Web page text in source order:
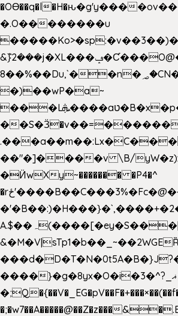
�OƟ��q�l�H�ԋ�g'y���
�.O��������u
&݉}2���j�XL���ݡ�Ƈ���O@��Ɵ~'��
8��%��Du,`��n�؃�CN�(��n��ւ���B�9��
�)��wP�a~
���Lܞ����aט�B�x�p�����+
�
��"�]����v \B/
�ӤwXy~������� �P4�^
�rځ'����B��C���3%�Fc�@���E'�U�-
A.$��ہ(����[�ey�S���|�?
����}�g�8yx�O�i�3�^?_ޣ;��<�
�;�w7��A�����@��Z�z���